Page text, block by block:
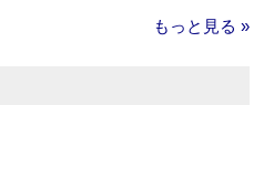
もっと見る »